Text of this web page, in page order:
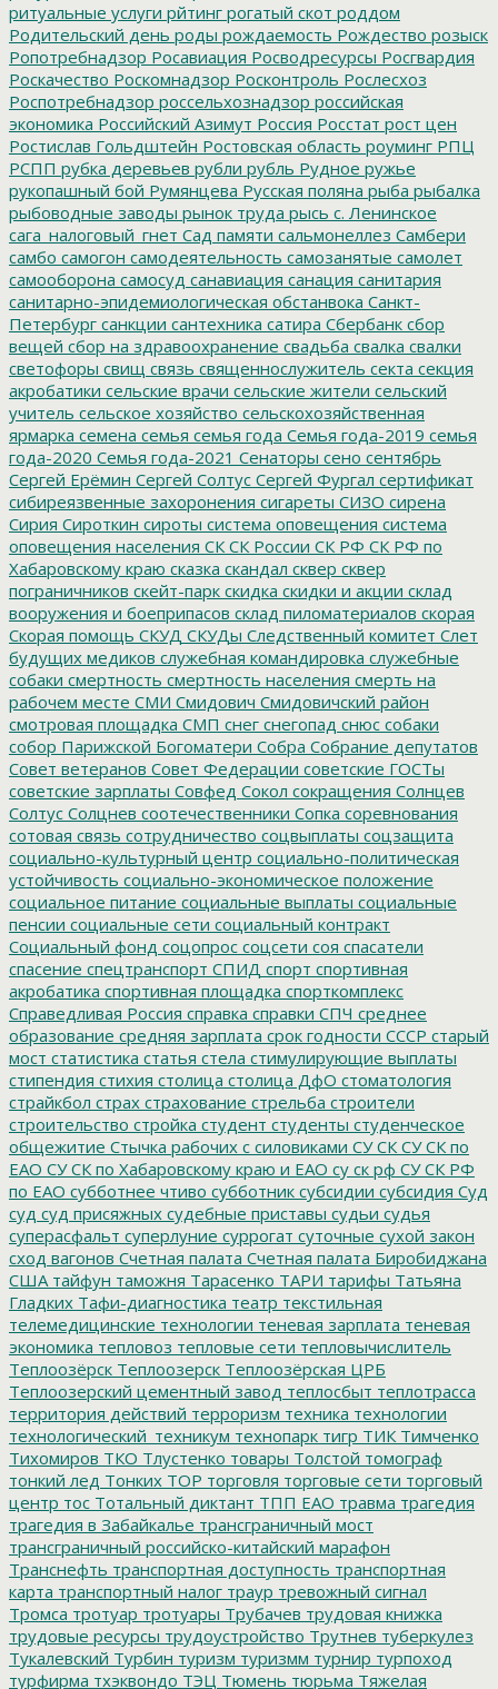
ритуальные услуги рйтинг рогатый скот роддом
Родительский день роды рождаемость Рождество розыск
Ропотребнадзор Росавиация Росводресурсы Росгвардия
Роскачество Роскомнадзор Росконтроль Рослесхоз
Роспотребнадзор россельхознадзор российская
экономика Российский Азимут Россия Росстат рост цен
Ростислав Гольдштейн Ростовская область роуминг РПЦ
РСПП рубка деревьев рубли рубль Рудное ружье
рукопашный бой Румянцева Русская поляна рыба рыбалка
рыбоводные заводы рынок труда рысь с. Ленинское
сага_налоговый_гнет Сад памяти сальмонеллез Самбери
самбо самогон самодеятельность самозанятые самолет
самооборона самосуд санавиация санация санитария
санитарно-эпидемиологическая обстанвока Санкт-
Петербург санкции сантехника сатира Сбербанк сбор
вещей сбор на здравоохранение свадьба свалка свалки
светофоры свищ связь священнослужитель секта секция
акробатики сельские врачи сельские жители сельский
учитель сельское хозяйство сельскохозяйственная
ярмарка семена семья семья года Семья года-2019 семья
года-2020 Семья года-2021 Сенаторы сено сентябрь
Сергей Ерёмин Сергей Солтус Сергей Фургал сертификат
сибиреязвенные захоронения сигареты СИЗО сирена
Сирия Сироткин сироты система оповещения система
оповещения населения СК СК России СК РФ СК РФ по
Хабаровскому краю сказка скандал сквер сквер
пограничников скейт-парк скидка скидки и акции склад
вооружения и боеприпасов склад пиломатериалов скорая
Скорая помощь СКУД СКУДы Следственный комитет Слет
будущих медиков служебная командировка служебные
собаки смертность смертность населения смерть на
рабочем месте СМИ Смидович Смидовичский район
смотровая площадка СМП снег снегопад снюс собаки
собор Парижской Богоматери Собра Собрание депутатов
Совет ветеранов Совет Федерации советские ГОСТы
советские зарплаты Совфед Сокол сокращения Солнцев
Солтус Солцнев соотечественники Сопка соревнования
сотовая связь сотрудничество соцвыплаты соцзащита
социально-культурный центр социально-политическая
устойчивость социально-экономическое положение
социальное питание социальные выплаты социальные
пенсии социальные сети социальный контракт
Социальный фонд соцопрос соцсети соя спасатели
спасение спецтранспорт СПИД спорт спортивная
акробатика спортивная площадка спорткомплекс
Справедливая Россия справка справки СПЧ среднее
образование средняя зарплата срок годности СССР старый
мост статистика статья стела стимулирующие выплаты
стипендия стихия столица столица ДфО стоматология
страйкбол страх страхование стрельба строители
строительство стройка студент студенты студенческое
общежитие Стычка рабочих с силовиками СУ СК СУ СК по
ЕАО СУ СК по Хабаровскому краю и ЕАО су ск рф СУ СК РФ
по ЕАО субботнее чтиво субботник субсидии субсидия Суд
суд суд присяжных судебные приставы судьи судья
суперасфальт суперлуние суррогат суточные сухой закон
сход вагонов Счетная палата Счетная палата Биробиджана
США тайфун таможня Тарасенко ТАРИ тарифы Татьяна
Гладких Тафи-диагностика театр текстильная
телемедицинские технологии теневая зарплата теневая
экономика тепловоз тепловые сети тепловычислитель
Теплоозёрск Теплоозерск Теплоозёрская ЦРБ
Теплоозерский цементный завод теплосбыт теплотрасса
территория действий терроризм техника технологии
технологический_техникум технопарк тигр ТИК Тимченко
Тихомиров ТКО Тлустенко товары Толстой томограф
тонкий лед Тонких ТОР торговля торговые сети торговый
центр тос Тотальный диктант ТПП ЕАО травма трагедия
трагедия в Забайкалье трансграничный мост
трансграничный российско-китайский марафон
Транснефть транспортная доступность транспортная
карта транспортный налог траур тревожный сигнал
Тромса тротуар тротуары Трубачев трудовая книжка
трудовые ресурсы трудоустройство Трутнев туберкулез
Тукалевский Турбин туризм туризмм турнир турпоход
турфирма тхэквондо ТЭЦ Тюмень тюрьма Тяжелая